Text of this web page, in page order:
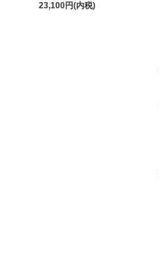
23,100円(内税)